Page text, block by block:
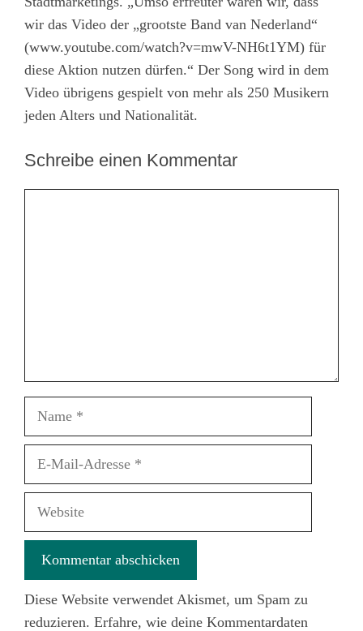
wir das Video der „grootste Band van Nederland“
(www.youtube.com/watch?v=mwV-NH6t1YM) für
diese Aktion nutzen dürfen.“ Der Song wird in dem
Video übrigens gespielt von mehr als 250 Musikern
jeden Alters und Nationalität.
Schreibe einen Kommentar
Diese Website verwendet Akismet, um Spam zu
reduzieren. Erfahre, wie deine Kommentardaten